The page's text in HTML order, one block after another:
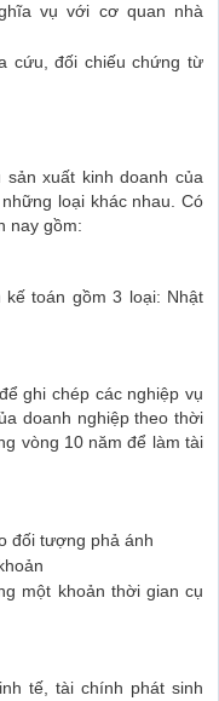
vụ với cơ quan nhà
cứu, đối chiếu chứng từ
xuất kinh doanh của
loại khác nhau. Có
nay gồm:
toán gồm 3 loại: Nhật
ghi chép các nghiệp vụ
doanh nghiệp theo thời
vòng 10 năm để làm tài
đối tượng phả ánh
một khoản thời gian cụ
tế, tài chính phát sinh